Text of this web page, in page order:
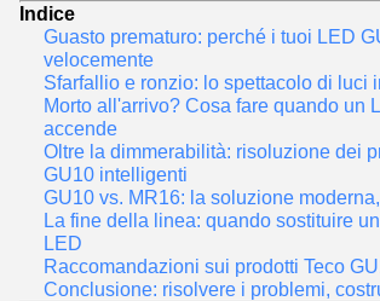
Indice
Guasto prematuro: perché i tuoi LED
velocemente
Sfarfallio e ronzio: lo spettacolo di luci
Morto all'arrivo? Cosa fare quando un
accende
Oltre la dimmerabilità: risoluzione dei
GU10 intelligenti
GU10 vs. MR16: la soluzione
La fine della linea: quando sostituire
LED
Raccomandazioni sui prodotti Teco
Conclusione: risolvere i problemi,